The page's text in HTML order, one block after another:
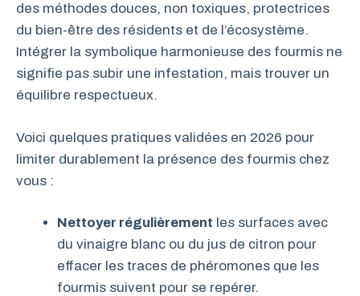
des méthodes douces, non toxiques, protectrices
du bien-être des résidents et de l’écosystème.
Intégrer la symbolique harmonieuse des fourmis ne
signifie pas subir une infestation, mais trouver un
équilibre respectueux.
Voici quelques pratiques validées en 2026 pour
limiter durablement la présence des fourmis chez
vous :
Nettoyer régulièrement les surfaces avec
du vinaigre blanc ou du jus de citron pour
effacer les traces de phéromones que les
fourmis suivent pour se repérer.